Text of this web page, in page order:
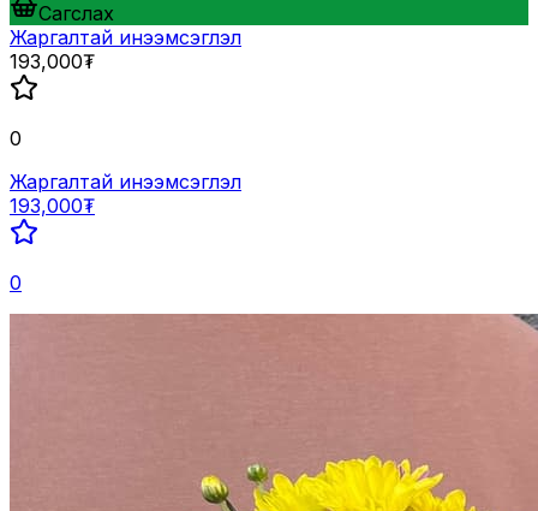
Сагслах
Жаргалтай инээмсэглэл
193,000₮
0
Жаргалтай инээмсэглэл
193,000₮
0